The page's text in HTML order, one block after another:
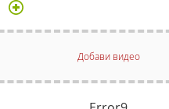
Добави видео